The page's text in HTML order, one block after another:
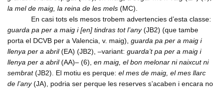
la mel de maig, la reina de les mels (MC).
En casi tots els mesos trobem advertencies d’esta classe:
guarda pa per a maig i [en] tindras tot l’any(JB2) (que tambe
porta el DCVB per a Valencia, v. maig), guarda pa per a maig i
llenya per a abril(EA) (JB2), –variant: guarda’t pa per a maig i
llenya per a abril(AA)– (6), en maig, el bon melonar ni naixcut ni
sembrat(JB2). El motiu es perque: el mes de maig, el mes llarc
de l’any(JA), podria ser perque les reserves s’acaben i encara no